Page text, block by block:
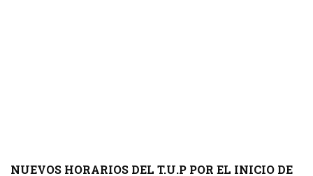
NUEVOS HORARIOS DEL T.U.P POR EL INICIO DE